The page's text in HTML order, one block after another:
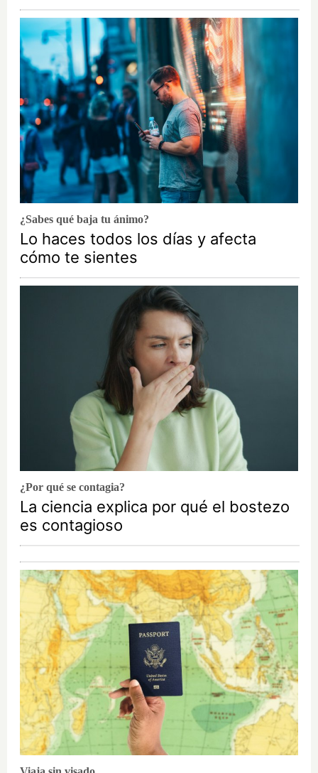
¿Sabes qué baja tu ánimo?
Lo haces todos los días y afecta
cómo te sientes
¿Por qué se contagia?
La ciencia explica por qué el bostezo
es contagioso